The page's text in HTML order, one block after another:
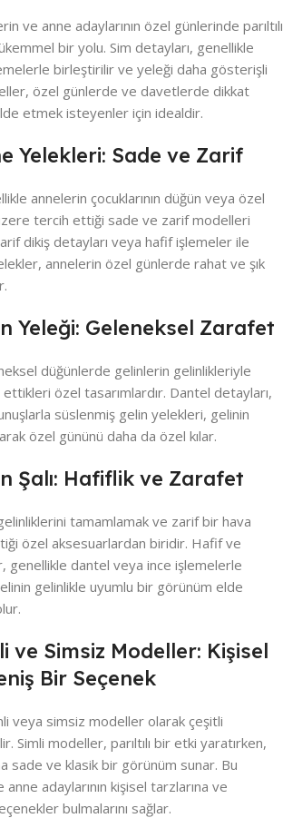
ve anne adaylarının özel günlerinde parıltılı
bir yolu. Sim detayları, genellikle
birleştirilir ve yeleği daha gösterişli
özel günlerde ve davetlerde dikkat
etmek isteyenler için idealdir.
Yelekleri: Sade ve Zarif
annelerin çocuklarının düğün veya özel
tercih ettiği sade ve zarif modelleri
dikiş detayları veya hafif işlemeler ile
annelerin özel günlerde rahat ve şık
Yeleği: Geleneksel Zarafet
düğünlerde gelinlerin gelinlikleriyle
özel tasarımlardır. Dantel detayları,
süslenmiş gelin yelekleri, gelinin
özel gününü daha da özel kılar.
Şalı: Hafiflik ve Zarafet
tamamlamak ve zarif bir hava
özel aksesuarlardan biridir. Hafif ve
genellikle dantel veya ince işlemelerle
gelinlikle uyumlu bir görünüm elde
ve Simsiz Modeller: Kişisel
Bir Seçenek
veya simsiz modeller olarak çeşitli
Simli modeller, parıltılı bir etki yaratırken,
sade ve klasik bir görünüm sunar. Bu
adaylarının kişisel tarzlarına ve
bulmalarını sağlar.